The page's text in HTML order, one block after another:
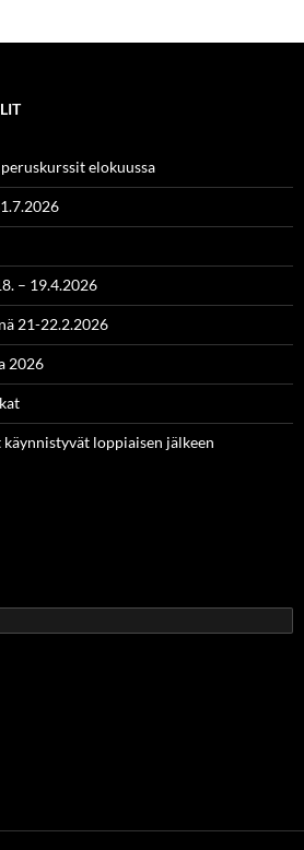
elokuussa
– 19.4.2026
21-22.2.2026
2026
loppiaisen jälkeen